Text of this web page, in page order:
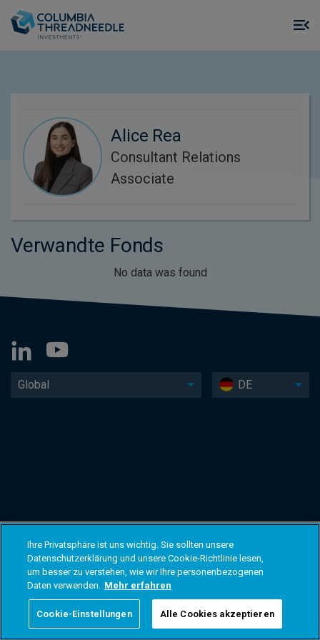
Alice Rea
Consultant Relations
Associate
Verwandte Fonds
No data was found
Global DE
Ihre Privatsphäre ist uns wichtig. Sie sollten unsere
Datenschutzerklärung und unsere Cookie-Richtlinie lesen,
um besser zu verstehen, wie wir Ihre personenbezogenen
Daten verwenden. Mehr erfahren
Cookie-Einstellungen Alle Cookies akzeptieren